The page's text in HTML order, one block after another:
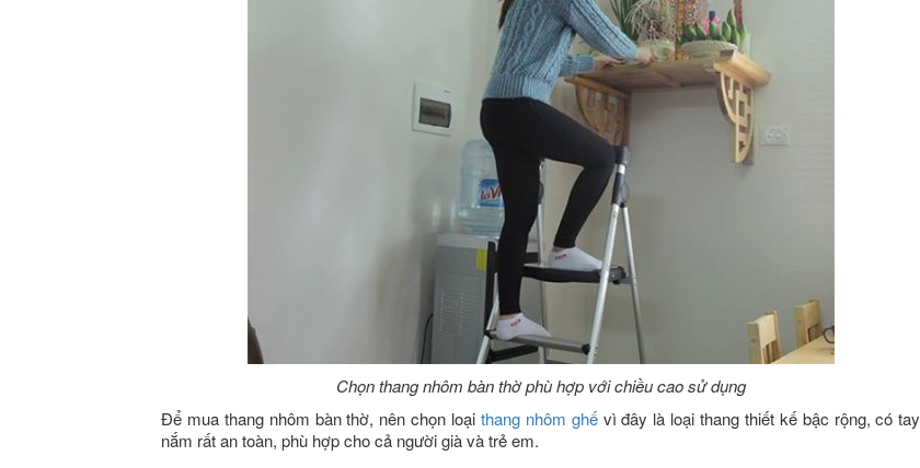
Chọn thang nhôm bàn thờ phù hợp với chiều cao sử dụng
Để mua thang nhôm bàn thờ, nên chọn loại thang nhôm ghếvì đây là loại thang thiết kế bậc rộng, có tay
nắm rất an toàn, phù hợp cho cả người già và trẻ em.